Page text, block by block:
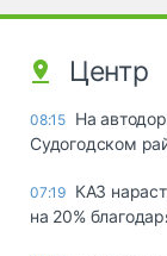
Центр
08:15 На
Судогодском
07:19 КАЗ
на 20%